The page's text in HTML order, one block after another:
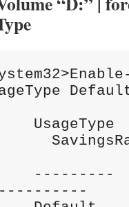
UsageType
---------